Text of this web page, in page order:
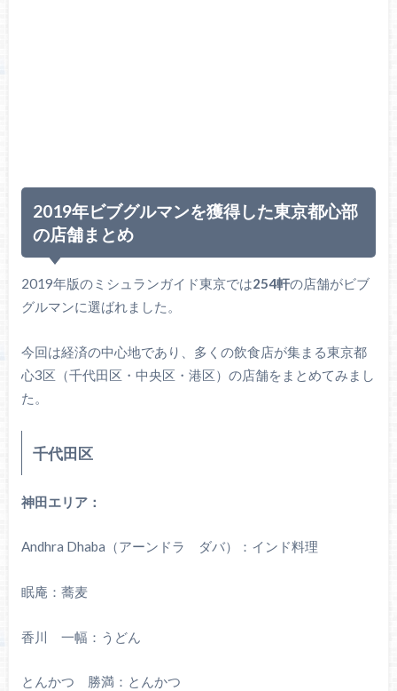
2019年ビブグルマンを獲得した東京都心部
の店舗まとめ
2019年版のミシュランガイド東京では254軒の店舗がビブ
グルマンに選ばれました。
今回は経済の中心地であり、多くの飲食店が集まる東京都
心3区（千代田区・中央区・港区）の店舗をまとめてみまし
た。
千代田区
神田エリア：
Andhra Dhaba（アーンドラ ダバ）：インド料理
眠庵：蕎麦
香川 一幅：うどん
とんかつ 勝満：とんかつ